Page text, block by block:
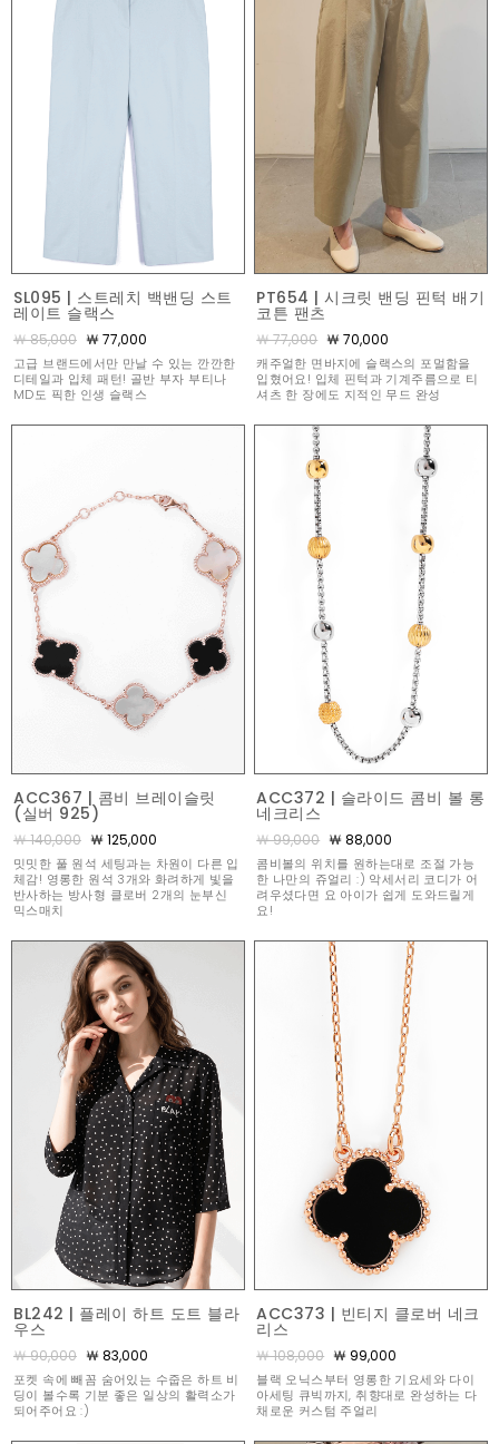
SL095 | 스트레치 백밴딩 스트
레이트 슬랙스
￦ 85,000 ￦ 77,000
고급 브랜드에서만 만날 수 있는 깐깐한
디테일과 입체 패턴! 골반 부자 부티나
MD도 픽한 인생 슬랙스
PT654 | 시크릿 밴딩 핀턱 배기
코튼 팬츠
￦ 77,000 ￦ 70,000
캐주얼한 면바지에 슬랙스의 포멀함을
입혔어요! 입체 핀턱과 기계주름으로 티
셔츠 한 장에도 지적인 무드 완성
ACC367 | 콤비 브레이슬릿
(실버 925)
￦ 140,000 ￦ 125,000
밋밋한 풀 원석 세팅과는 차원이 다른 입
체감! 영롱한 원석 3개와 화려하게 빛을
반사하는 방사형 클로버 2개의 눈부신
믹스매치
ACC372 | 슬라이드 콤비 볼 롱
네크리스
￦ 99,000 ￦ 88,000
콤비볼의 위치를 원하는대로 조절 가능
한 나만의 쥬얼리 :) 악세서리 코디가 어
려우셨다면 요 아이가 쉽게 도와드릴게
요!
BL242 | 플레이 하트 도트 블라
우스
￦ 90,000 ￦ 83,000
포켓 속에 빼꼼 숨어있는 수줍은 하트 비
딩이 볼수록 기분 좋은 일상의 활력소가
되어주어요 :)
ACC373 | 빈티지 클로버 네크
리스
￦ 108,000 ￦ 99,000
블랙 오닉스부터 영롱한 기요세와 다이
아세팅 큐빅까지, 취향대로 완성하는 다
채로운 커스텀 주얼리